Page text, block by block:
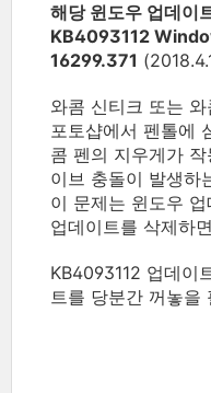
해당 윈도우 업데이
KB4093112
16299.371
와콤 신티크 또는
포토샵에서 펜톨에
콤 펜의 지우게가
이브 충돌이 발생하
이 문제는 윈도우
업데이트를 삭제하
KB4093112 업데이
트를 당분간 꺼놓을